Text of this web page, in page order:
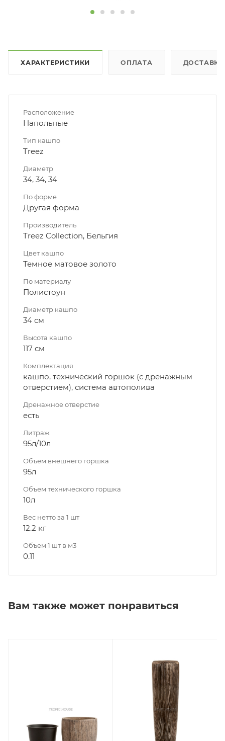
ХАРАКТЕРИСТИКИ ОПЛАТА ДОСТАВКА
Расположение
Напольные
Тип кашпо
Treez
Диаметр
34, 34, 34
По форме
Другая форма
Производитель
Treez Collection, Бельгия
Цвет кашпо
Темное матовое золото
По материалу
Полистоун
Диаметр кашпо
34 см
Высота кашпо
117 см
Комплектация
кашпо, технический горшок (с дренажным
отверстием), система автополива
Дренажное отверстие
есть
Литраж
95л/10л
Объем внешнего горшка
95л
Объем технического горшка
10л
Вес нетто за 1 шт
12.2 кг
Объем 1 шт в м3
0.11
Вам также может понравиться